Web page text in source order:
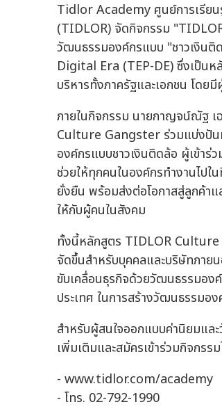
Tidlor Academy ศูนย์การเรีย
(TIDLOR) จัดกิจกรรม
วัฒนธรรมองค์กรแบบ "ชาวเงิน
Digital Era (TEP-DE) ซึ่งเป็น
บริหารทั้งภาครัฐและเอกชน โดย
ภายในกิจกรรม นายกาญจน์ณัฐ
Culture Gangster ร่วมแบ่งปัน
องค์กรแบบชาวเงินติดล้อ ผู้เข้าร่
ช่วยให้ทุกคนในองค์กรทำงานไป
ยั่งยืน พร้อมส่งต่อโอกาสสู่ลูกค้า
ให้กับผู้คนในสังคม
ทั้งนี้หลักสูตร TIDLOR
จัดขึ้นสำหรับบุคคลและบริษัทภาย
ขับเคลื่อนธุรกิจด้วยวัฒนธรรมอง
ประเทศ ในการสร้างวัฒนธรรมอ
สำหรับผู้สนใจออกแบบค่านิยมแล
เพิ่มเติมและสมัครเข้าร่วมกิจกรร
- www.tidlor.com/academy
- โทร. 02-792-1990